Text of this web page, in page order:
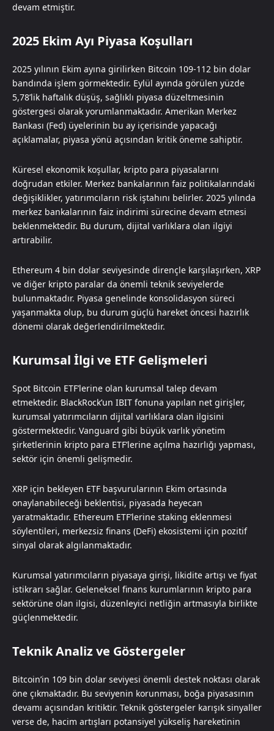
devam etmiştir.
2025 Ekim Ayı Piyasa Koşulları
2025 yılının Ekim ayına girilirken Bitcoin 109-112 bin dolar
bandında işlem görmektedir. Eylül ayında görülen yüzde
5,78’lik haftalık düşüş, sağlıklı piyasa düzeltmesinin
göstergesi olarak yorumlanmaktadır. Amerikan Merkez
Bankası (Fed) üyelerinin bu ay içerisinde yapacağı
açıklamalar, piyasa yönü açısından kritik öneme sahiptir.
Küresel ekonomik koşullar, kripto para piyasalarını
doğrudan etkiler. Merkez bankalarının faiz politikalarındaki
değişiklikler, yatırımcıların risk iştahını belirler. 2025 yılında
merkez bankalarının faiz indirimi sürecine devam etmesi
beklenmektedir. Bu durum, dijital varlıklara olan ilgiyi
artırabilir.
Ethereum 4 bin dolar seviyesinde dirençle karşılaşırken, XRP
ve diğer kripto paralar da önemli teknik seviyelerde
bulunmaktadır. Piyasa genelinde konsolidasyon süreci
yaşanmakta olup, bu durum güçlü hareket öncesi hazırlık
dönemi olarak değerlendirilmektedir.
Kurumsal İlgi ve ETF Gelişmeleri
Spot Bitcoin ETF’lerine olan kurumsal talep devam
etmektedir. BlackRock’un IBIT fonuna yapılan net girişler,
kurumsal yatırımcıların dijital varlıklara olan ilgisini
göstermektedir. Vanguard gibi büyük varlık yönetim
şirketlerinin kripto para ETF’lerine açılma hazırlığı yapması,
sektör için önemli gelişmedir.
XRP için bekleyen ETF başvurularının Ekim ortasında
onaylanabileceği beklentisi, piyasada heyecan
yaratmaktadır. Ethereum ETF’lerine staking eklenmesi
söylentileri, merkezsiz finans (DeFi) ekosistemi için pozitif
sinyal olarak algılanmaktadır.
Kurumsal yatırımcıların piyasaya girişi, likidite artışı ve fiyat
istikrarı sağlar. Geleneksel finans kurumlarının kripto para
sektörüne olan ilgisi, düzenleyici netliğin artmasıyla birlikte
güçlenmektedir.
Teknik Analiz ve Göstergeler
Bitcoin’in 109 bin dolar seviyesi önemli destek noktası olarak
öne çıkmaktadır. Bu seviyenin korunması, boğa piyasasının
devamı açısından kritiktir. Teknik göstergeler karışık sinyaller
verse de, hacim artışları potansiyel yükseliş hareketinin